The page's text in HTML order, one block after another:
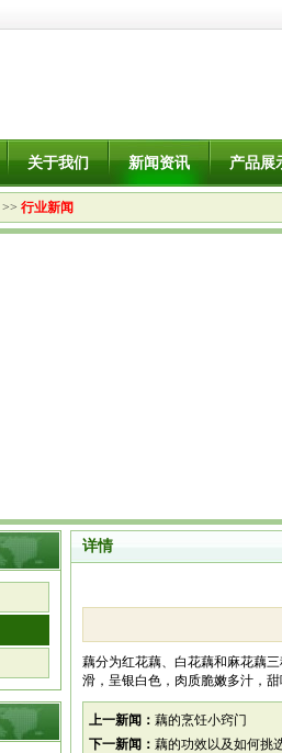
关于我们 新闻资讯 产品展
>> 行业新闻
详情
藕分为红花藕、白花藕和麻花藕
滑，呈银白色，肉质脆嫩多汁，
上一新闻： 藕的烹饪小窍门
下一新闻： 藕的功效以及如何挑